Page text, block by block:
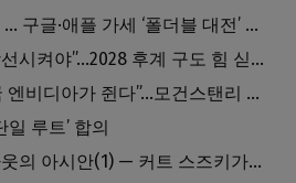
삼성 144만대 신기록 … 구글·애플 가세 ‘폴더블 대전’ 열린다
트럼프 “결국 밴스 당선시켜야”…2028 후계 구도 힘 싣나
“AI 시장 주도권, 결국 엔비디아가 쥔다”…모건스탠리 장담
일 루트’ 합의
[석승환의 MLB] 덕아웃의 아시안(1) — 커트 스즈키가 우리에게 묻는 것